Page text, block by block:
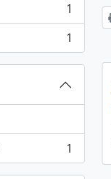
1
1
1